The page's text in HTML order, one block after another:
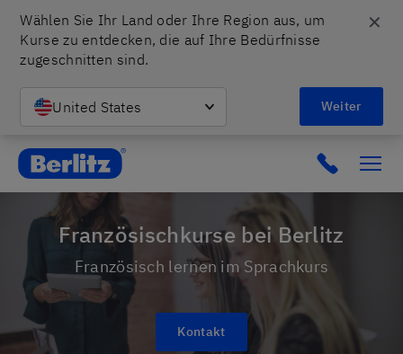
Wählen Sie Ihr Land oder Ihre Region aus, um
Kurse zu entdecken, die auf Ihre Bedürfnisse
zugeschnitten sind.
United States Weiter
✕
Berlitz CH
Französischkurse bei Berlitz
Französisch lernen im Sprachkurs
Kontakt